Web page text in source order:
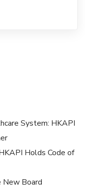
System: HKAPI
Holds Code of
New Board